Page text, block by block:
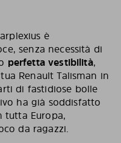
è
senza necessità di
perfetta vestibilità,
Renault Talisman in
di fastidiose bolle
ha già soddisfatto
Europa,
da ragazzi.